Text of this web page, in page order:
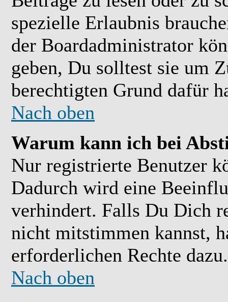
spezielle Erlaubnis
der Boardadministrator
geben, Du solltest sie um
berechtigten Grund dafür
Nach oben
Warum kann ich bei
Nur registrierte Benutzer
Dadurch wird eine
verhindert. Falls Du Dich
nicht mitstimmen kannst,
erforderlichen Rechte dazu.
Nach oben